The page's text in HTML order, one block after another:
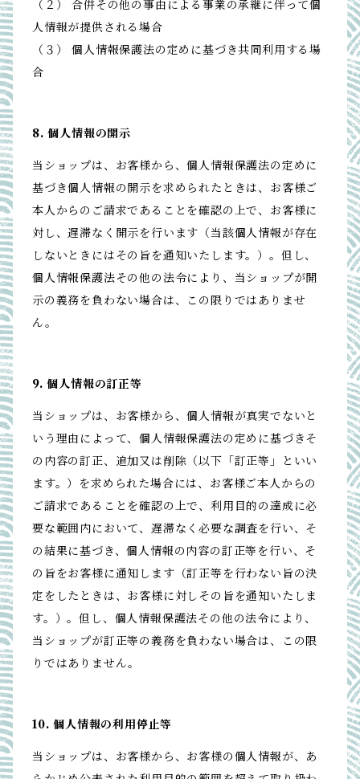
（２） 合併その他の事由による事業の承継に伴って個
人情報が提供される場合
（３） 個人情報保護法の定めに基づき共同利用する場
合
8. 個人情報の開示
当ショップは、お客様から、個人情報保護法の定めに
基づき個人情報の開示を求められたときは、お客様ご
本人からのご請求であることを確認の上で、お客様に
対し、遅滞なく開示を行います（当該個人情報が存在
しないときにはその旨を通知いたします。）。但し、
個人情報保護法その他の法令により、当ショップが開
示の義務を負わない場合は、この限りではありませ
ん。
9. 個人情報の訂正等
当ショップは、お客様から、個人情報が真実でないと
いう理由によって、個人情報保護法の定めに基づきそ
の内容の訂正、追加又は削除（以下「訂正等」といい
ます。）を求められた場合には、お客様ご本人からの
ご請求であることを確認の上で、利用目的の達成に必
要な範囲内において、遅滞なく必要な調査を行い、そ
の結果に基づき、個人情報の内容の訂正等を行い、そ
の旨をお客様に通知します（訂正等を行わない旨の決
定をしたときは、お客様に対しその旨を通知いたしま
す。）。但し、個人情報保護法その他の法令により、
当ショップが訂正等の義務を負わない場合は、この限
りではありません。
10. 個人情報の利用停止等
当ショップは、お客様から、お客様の個人情報が、あ